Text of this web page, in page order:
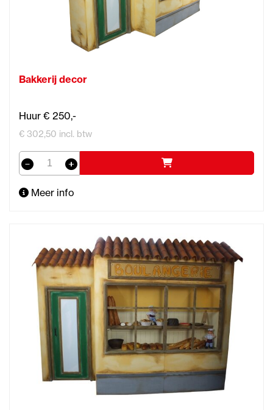
Bakkerij decor
Huur € 250,-
€ 302,50 incl. btw
Meer info